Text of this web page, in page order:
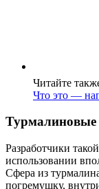
Читайте
Что это —
Разработчики
использовании
Сфера из
погремушку,